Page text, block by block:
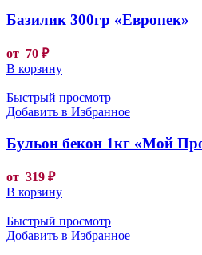
Базилик 300гр «Европек»
от 70 ₽
В корзину
Быстрый просмотр
Добавить в Избранное
Бульон бекон 1кг «Мой
от 319 ₽
В корзину
Быстрый просмотр
Добавить в Избранное